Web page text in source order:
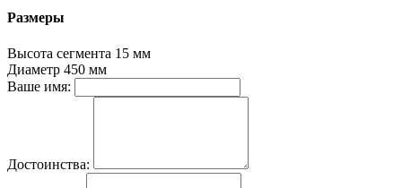
Размеры
Высота сегмента 15 мм
Диаметр 450 мм
Ваше имя:
Достоинства: